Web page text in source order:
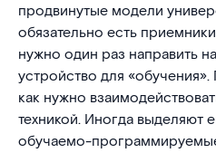
продвинутые модели
обязательно есть
нужно один раз направить
устройство для «обучения».
как нужно
техникой. Иногда выделяют
обучаемо-